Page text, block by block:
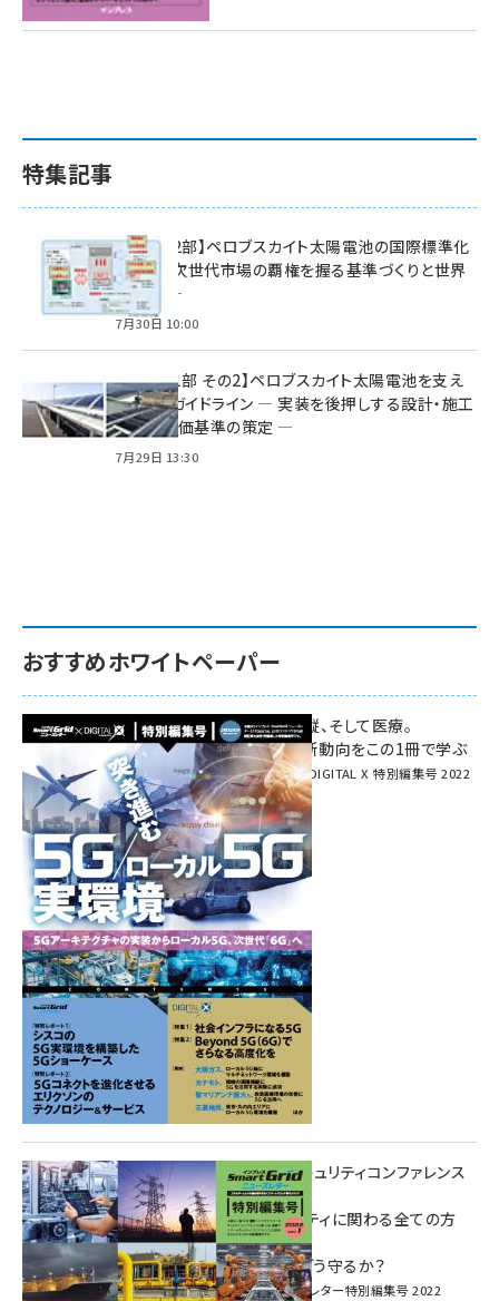
特集記事
特集【第2部】ペロブスカイト太陽電池の国際標準化
戦略 ― 次世代市場の覇権を握る基準づくりと世界
の動向 ―
7月30日 10:00
特集【第1部 その2】ペロブスカイト太陽電池を支え
る2つのガイドライン ― 実装を後押しする設計・施工
方針と評価基準の策定 ―
7月29日 13:30
おすすめホワイトペーパー
環境対策、建機の遠隔操縦、そして医療。
次世代通信規格「5G」最新動向をこの1冊で学ぶ
SmartGrid ニューズレター × DIGITAL X 特別編集号 2022
Summer
重要インフラサイバーセキュリティコンファレンス
特別電子版！
― 産業サイバーセキュリティに関わる全ての方
へ！ ―
加速するDX、OT/IoTをどう守るか？
インプレス SmartGridニューズレター特別編集号 2022